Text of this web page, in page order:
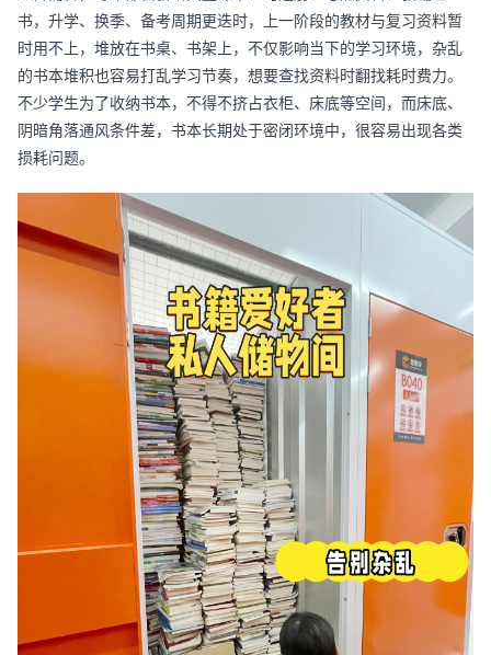
书，升学、换季、备考周期更迭时，上一阶段的教材与复习资料暂
时用不上，堆放在书桌、书架上，不仅影响当下的学习环境，杂乱
的书本堆积也容易打乱学习节奏，想要查找资料时翻找耗时费力。
不少学生为了收纳书本，不得不挤占衣柜、床底等空间，而床底、
阴暗角落通风条件差，书本长期处于密闭环境中，很容易出现各类
损耗问题。